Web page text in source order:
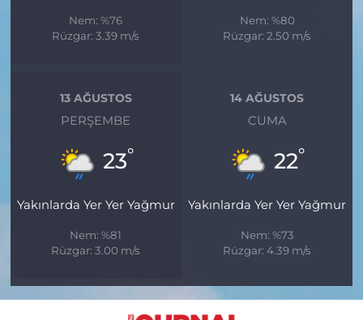
Nem: %76
Rüzgar: 3.39 m/s
Nem: %80
Rüzgar: 2.50 m/s
13 AĞUSTOS
PERŞEMBE
23°
Yakınlarda Yer Yer Yağmur
Nem: %81
Rüzgar: 3.00 m/s
14 AĞUSTOS
CUMA
22°
Yakınlarda Yer Yer Yağmur
Nem: %73
Rüzgar: 4.39 m/s